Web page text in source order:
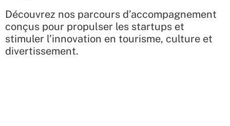
Découvrez nos parcours d’accompagnement
conçus pour propulser les startups et
stimuler l’innovation en tourisme, culture et
divertissement.